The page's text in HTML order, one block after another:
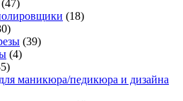
(47)
(18)
(39)
(4)
маникюра/педикюра и дизайна